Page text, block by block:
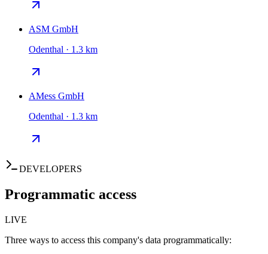
ASM GmbH
Odenthal · 1.3 km
AMess GmbH
Odenthal · 1.3 km
DEVELOPERS
Programmatic access
LIVE
Three ways to access this company's data programmatically: